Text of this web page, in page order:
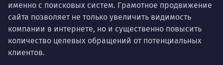
именно с поисковых систем. Грамотное продвижение
сайта позволяет не только увеличить видимость
компании в интернете, но и существенно повысить
количество целевых обращений от потенциальных
клиентов.